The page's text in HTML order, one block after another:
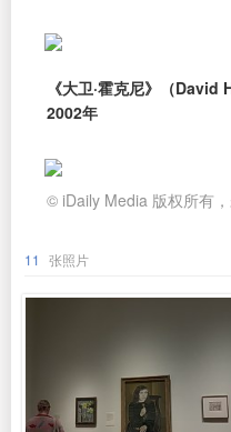
《大卫·霍克尼》（
2002年
© iDaily Media 版权所有，
11 张照片